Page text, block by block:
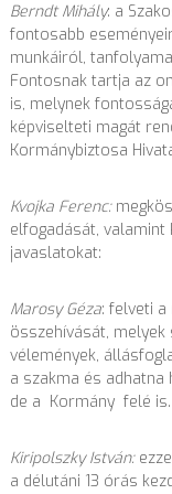
Berndt Mihály: a
fontosabb
munkáiról,
Fontosnak tartja az
is, melynek
képviselteti magát
Kormánybiztosa
Kvojka Ferenc:
elfogadását, valamint
javaslatokat:
Marosy Géza: felveti a
összehívását,
vélemények,
a szakma és adhatna
de a Kormány felé is.
Kiripolszky István:
a délutáni 13 órás